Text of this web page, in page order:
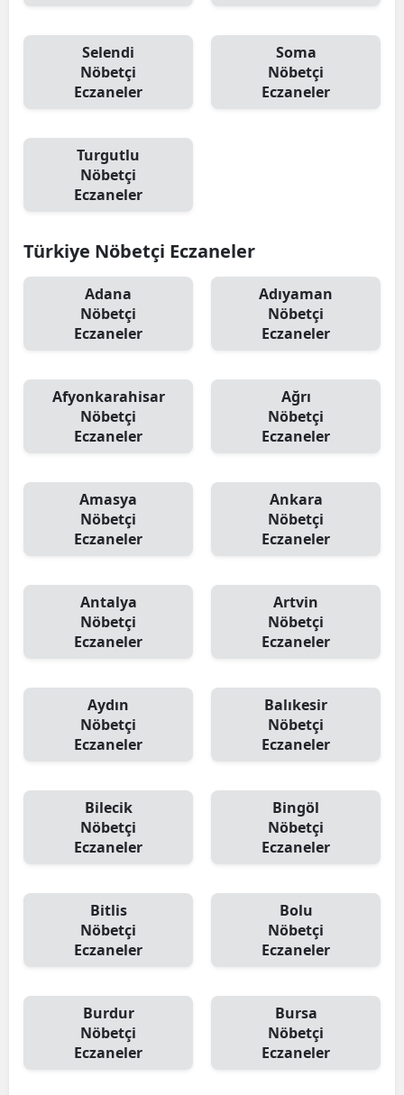
Selendi
Nöbetçi
Eczaneler
Soma
Nöbetçi
Eczaneler
Turgutlu
Nöbetçi
Eczaneler
Türkiye Nöbetçi Eczaneler
Adana
Nöbetçi
Eczaneler
Adıyaman
Nöbetçi
Eczaneler
Afyonkarahisar
Nöbetçi
Eczaneler
Ağrı
Nöbetçi
Eczaneler
Amasya
Nöbetçi
Eczaneler
Ankara
Nöbetçi
Eczaneler
Antalya
Nöbetçi
Eczaneler
Artvin
Nöbetçi
Eczaneler
Aydın
Nöbetçi
Eczaneler
Balıkesir
Nöbetçi
Eczaneler
Bilecik
Nöbetçi
Eczaneler
Bingöl
Nöbetçi
Eczaneler
Bitlis
Nöbetçi
Eczaneler
Bolu
Nöbetçi
Eczaneler
Burdur
Nöbetçi
Eczaneler
Bursa
Nöbetçi
Eczaneler